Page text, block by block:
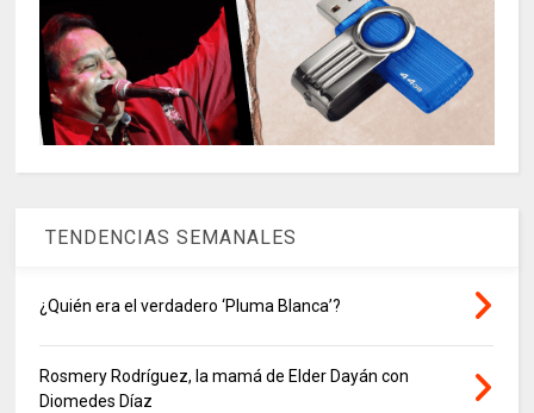
TENDENCIAS SEMANALES
¿Quién era el verdadero ‘Pluma Blanca’?
Rosmery Rodríguez, la mamá de Elder Dayán con
Diomedes Díaz